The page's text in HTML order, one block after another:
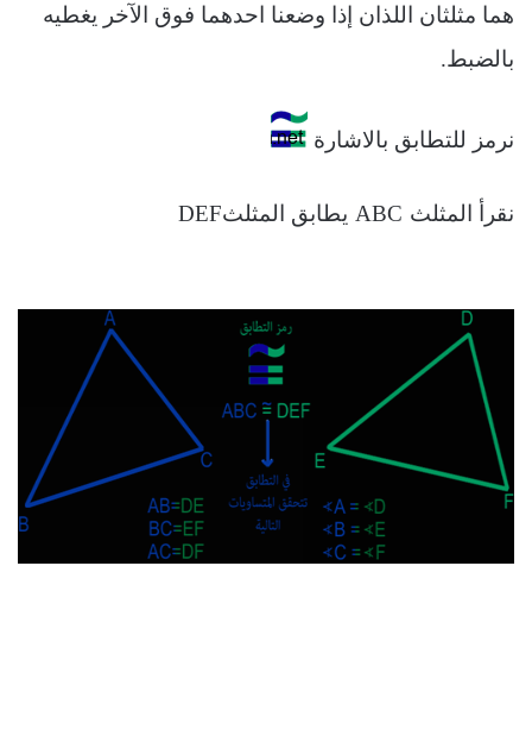
هما مثلثان اللذان إذا وضعنا احدهما فوق الآخر يغطيه
بالضبط.
نرمز للتطابق بالاشارة
نقرأ المثلث ABC يطابق المثلثDEF